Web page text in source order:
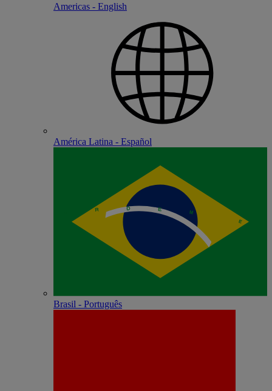
Americas - English
América Latina - Español
Brasil - Português